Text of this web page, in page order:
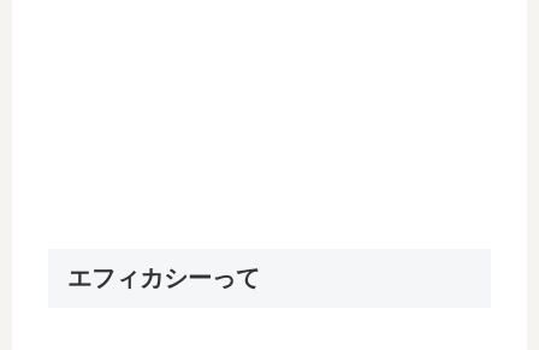
エフィカシーって